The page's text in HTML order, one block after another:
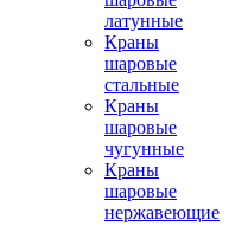
латунные
Краны
шаровые
стальные
Краны
шаровые
чугунные
Краны
шаровые
нержавеющие